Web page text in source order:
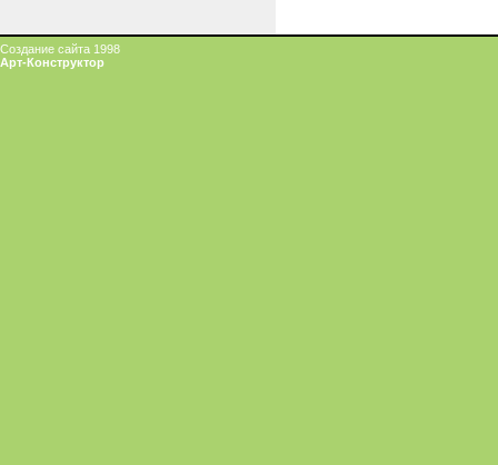
Создание сайта 1998
Арт-Конструктор